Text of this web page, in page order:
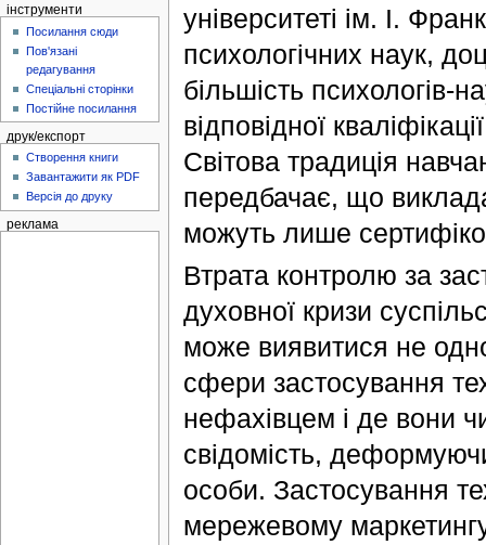
університеті ім. І.
психологічних наук,
більшість
відповідної
Світова традиція
передбачає, що
можуть лише
Втрата контролю за
духовної кризи
може виявитися не
сфери застосування
нефахівцем і де вони
свідомість,
особи. Застосування
мережевому
інструменти
Посилання сюди
Пов'язані
редагування
Спеціальні сторінки
Постійне посилання
друк/експорт
Створення книги
Завантажити як PDF
Версія до друку
реклама